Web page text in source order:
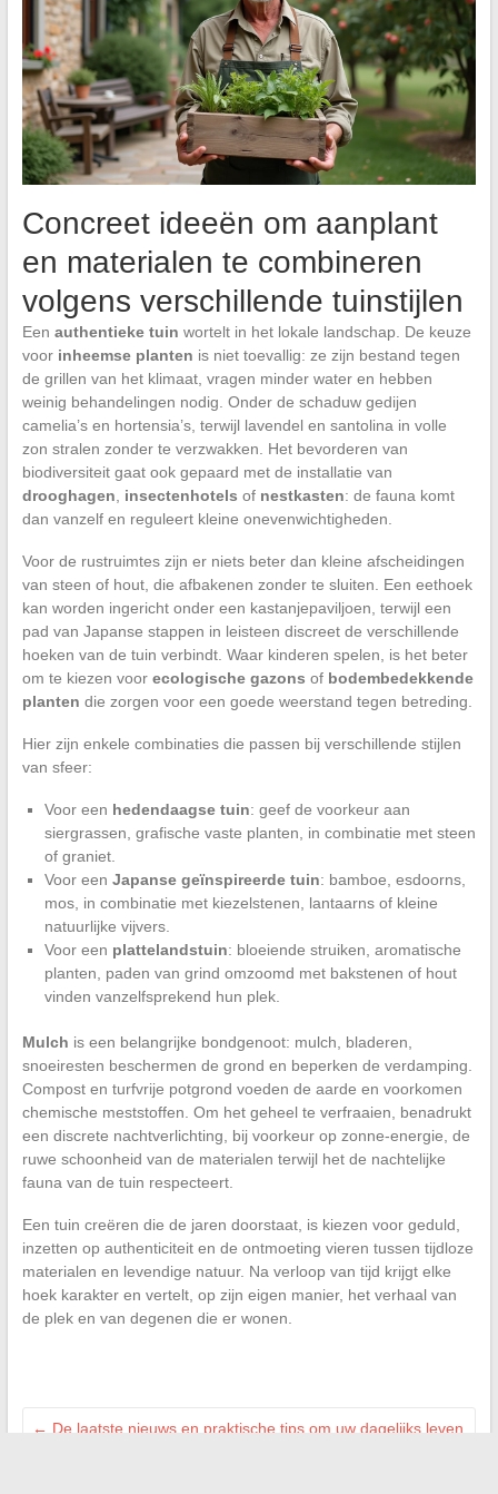
Concreet ideeën om aanplant
en materialen te combineren
volgens verschillende tuinstijlen
Een authentieke tuin wortelt in het lokale landschap. De keuze
voor inheemse planten is niet toevallig: ze zijn bestand tegen
de grillen van het klimaat, vragen minder water en hebben
weinig behandelingen nodig. Onder de schaduw gedijen
camelia’s en hortensia’s, terwijl lavendel en santolina in volle
zon stralen zonder te verzwakken. Het bevorderen van
biodiversiteit gaat ook gepaard met de installatie van
drooghagen
insectenhotels of nestkasten: de fauna komt
dan vanzelf en reguleert kleine onevenwichtigheden.
Voor de rustruimtes zijn er niets beter dan kleine afscheidingen
van steen of hout, die afbakenen zonder te sluiten. Een eethoek
kan worden ingericht onder een kastanjepaviljoen, terwijl een
pad van Japanse stappen in leisteen discreet de verschillende
hoeken van de tuin verbindt. Waar kinderen spelen, is het beter
om te kiezen voor ecologische gazons of bodembedekkende
planten die zorgen voor een goede weerstand tegen betreding.
Hier zijn enkele combinaties die passen bij verschillende stijlen
van sfeer:
Voor een hedendaagse tuin: geef de voorkeur aan
siergrassen, grafische vaste planten, in combinatie met steen
of graniet.
Voor een Japanse geïnspireerde tuin: bamboe, esdoorns,
mos, in combinatie met kiezelstenen, lantaarns of kleine
natuurlijke vijvers.
Voor een plattelandstuin: bloeiende struiken, aromatische
planten, paden van grind omzoomd met bakstenen of hout
vinden vanzelfsprekend hun plek.
Mulch is een belangrijke bondgenoot: mulch, bladeren,
snoeiresten beschermen de grond en beperken de verdamping.
Compost en turfvrije potgrond voeden de aarde en voorkomen
chemische meststoffen. Om het geheel te verfraaien, benadrukt
een discrete nachtverlichting, bij voorkeur op zonne-energie, de
ruwe schoonheid van de materialen terwijl het de nachtelijke
fauna van de tuin respecteert.
Een tuin creëren die de jaren doorstaat, is kiezen voor geduld,
inzetten op authenticiteit en de ontmoeting vieren tussen tijdloze
materialen en levendige natuur. Na verloop van tijd krijgt elke
hoek karakter en vertelt, op zijn eigen manier, het verhaal van
de plek en van degenen die er wonen.
← De laatste nieuws en praktische tips om uw dagelijks leven